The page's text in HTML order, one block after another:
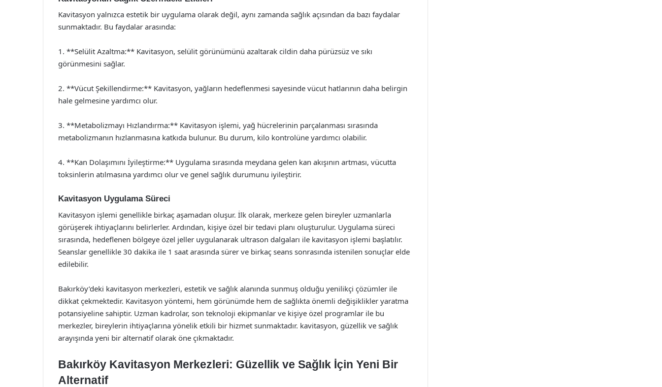
Kavitasyon yalnızca estetik bir uygulama olarak değil, aynı zamanda sağlık açısından da bazı faydalar
sunmaktadır. Bu faydalar arasında:
1. **Selülit Azaltma:** Kavitasyon, selülit görünümünü azaltarak cildin daha pürüzsüz ve sıkı
görünmesini sağlar.
2. **Vücut Şekillendirme:** Kavitasyon, yağların hedeflenmesi sayesinde vücut hatlarının daha belirgin
hale gelmesine yardımcı olur.
3. **Metabolizmayı Hızlandırma:** Kavitasyon işlemi, yağ hücrelerinin parçalanması sırasında
metabolizmanın hızlanmasına katkıda bulunur. Bu durum, kilo kontrolüne yardımcı olabilir.
4. **Kan Dolaşımını İyileştirme:** Uygulama sırasında meydana gelen kan akışının artması, vücutta
toksinlerin atılmasına yardımcı olur ve genel sağlık durumunu iyileştirir.
Kavitasyon Uygulama Süreci
Kavitasyon işlemi genellikle birkaç aşamadan oluşur. İlk olarak, merkeze gelen bireyler uzmanlarla
görüşerek ihtiyaçlarını belirlerler. Ardından, kişiye özel bir tedavi planı oluşturulur. Uygulama süreci
sırasında, hedeflenen bölgeye özel jeller uygulanarak ultrason dalgaları ile kavitasyon işlemi başlatılır.
Seanslar genellikle 30 dakika ile 1 saat arasında sürer ve birkaç seans sonrasında istenilen sonuçlar elde
edilebilir.
Bakırköy’deki kavitasyon merkezleri, estetik ve sağlık alanında sunmuş olduğu yenilikçi çözümler ile
dikkat çekmektedir. Kavitasyon yöntemi, hem görünümde hem de sağlıkta önemli değişiklikler yaratma
potansiyeline sahiptir. Uzman kadrolar, son teknoloji ekipmanlar ve kişiye özel programlar ile bu
merkezler, bireylerin ihtiyaçlarına yönelik etkili bir hizmet sunmaktadır. kavitasyon, güzellik ve sağlık
arayışında yeni bir alternatif olarak öne çıkmaktadır.
Bakırköy Kavitasyon Merkezleri: Güzellik ve Sağlık İçin Yeni Bir
Alternatif